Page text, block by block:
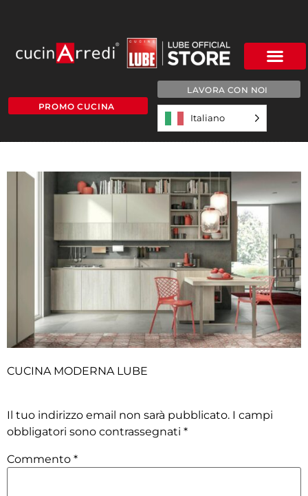
PROMO CUCINA
LAVORA CON NOI
Italiano
CUCINA MODERNA LUBE
Il tuo indirizzo email non sarà pubblicato. I campi
obbligatori sono contrassegnati *
Commento *